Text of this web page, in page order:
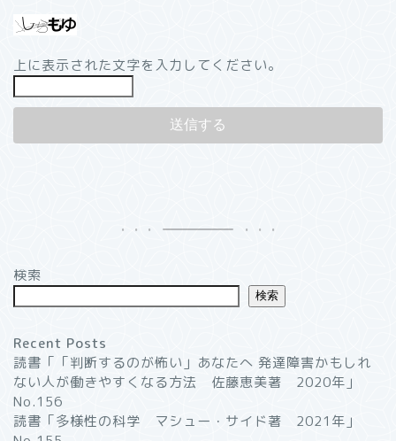
上に表示された文字を入力してください。
検索
検索
Recent Posts
読書「「判断するのが怖い」あなたへ 発達障害かもしれ
ない人が働きやすくなる方法 佐藤恵美著 2020年」
No.156
読書「多様性の科学 マシュー・サイド著 2021年」